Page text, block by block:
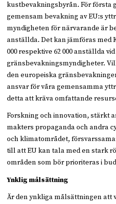
kustbevakningsbyrån. För första
gemensam bevakning av EU:s
myndigheten för närvarande är
anställda. Det kan jämföras med
000 respektive 62 000 anställda
gränsbevakningsmyndigheter.
den europeiska
ansvar för våra gemensamma
detta att kräva omfattande
Forskning och innovation, stärkt
makters propaganda och andra
och klimatområdet,
till att EU kan tala med en stark
områden som bör prioriteras i
Ynklig målsättning
Är den ynkliga målsättningen att